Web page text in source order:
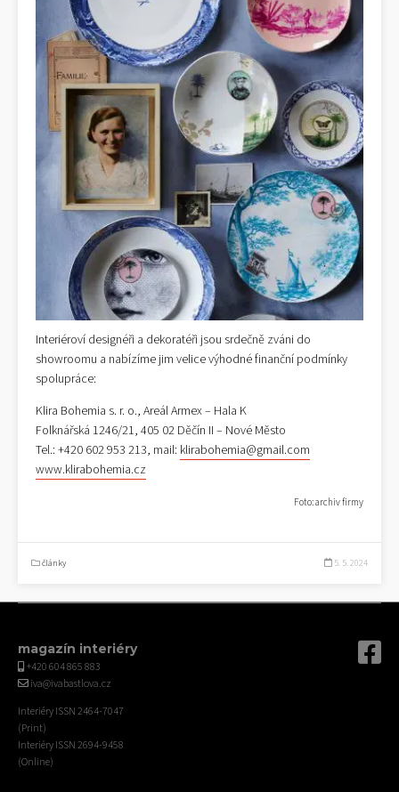
Interiéroví designéři a dekoratéři jsou srdečně zváni do
showroomu a nabízíme jim velice výhodné finanční podmínky
spolupráce:
Klira Bohemia s. r. o., Areál Armex – Hala K
Folknářská 1246/21, 405 02 Děčín II – Nové Město
Tel.: +420 602 953 213, mail: klirabohemia@gmail.com
www.klirabohemia.cz
Foto: archiv firmy
články 5. 5. 2024
magazín interiéry
+420 604 865 883
iva@ivabastlova.cz
Interiéry ISSN 2464-7047
(Print)
Interiéry ISSN 2694-9458
(Online)